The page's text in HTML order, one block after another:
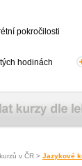
pokročilosti
hodinách
v ČR > Jazykové